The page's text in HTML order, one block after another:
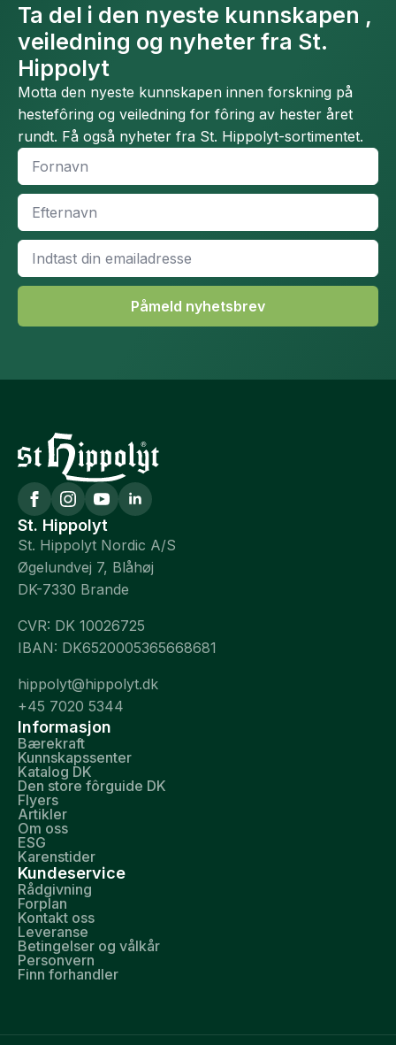
Ta del i den nyeste kunnskapen ,
veiledning og nyheter fra St.
Hippolyt
Motta den nyeste kunnskapen innen forskning på
hestefôring og veiledning for fôring av hester året
rundt. Få også nyheter fra St. Hippolyt-sortimentet.
Fornavn
Efternavn
Email
Påmeld nyhetsbrev
St. Hippolyt
St. Hippolyt Nordic A/S
Øgelundvej 7, Blåhøj
DK-7330 Brande
CVR: DK 10026725
IBAN: DK6520005365668681
hippolyt@hippolyt.dk
+45 7020 5344
Informasjon
Bærekraft
Kunnskapssenter
Katalog DK
Den store fôrguide DK
Flyers
Artikler
Om oss
ESG
Karenstider
Kundeservice
Rådgivning
Forplan
Kontakt oss
Leveranse
Betingelser og vålkår
Personvern
Finn forhandler